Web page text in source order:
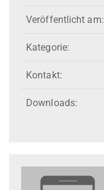
Veröffentlicht am:
Kategorie:
Kontakt:
Downloads: